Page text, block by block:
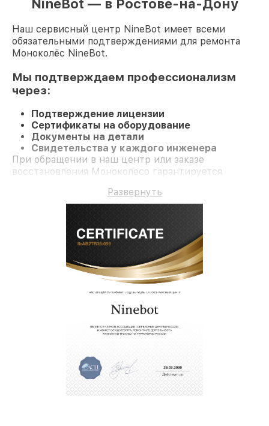
NineBot — в Ростове-на-Дону
Наш сервисный центр NineBot имеет всеми
обязательными подтверждениями для ремонта
Моноколёс NineBot.
Мы подтверждаем профессионализм
через:
Подтверждение лицензии
Сертификаты на оборудование
Документы на детали
Свидетельства у каждого инженера
При обращении в наш центр или заказе
восстановления Моноколесо гарантируется
работы и комплектующие.
Развернуть